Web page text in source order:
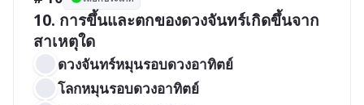
10. การขึ้นและตกของดวงจันทร์เกิดขึ้นจาก
สาเหตุใด
ดวงจันทร์หมุนรอบดวงอาทิตย์
โลกหมุนรอบดวงอาทิตย์